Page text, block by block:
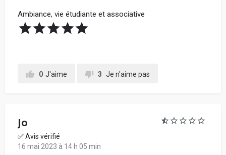
Ambiance, vie étudiante et associative
0 J'aime 3 Je n'aime pas
Jo
✅ Avis vérifié
16 mai 2023 à 14 h 05 min